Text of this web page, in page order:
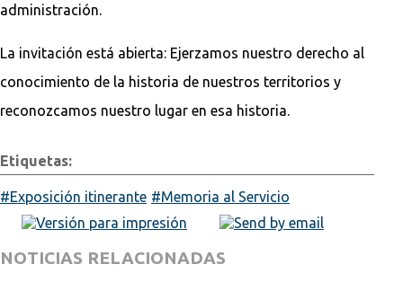
administración.
La invitación está abierta: Ejerzamos nuestro derecho al
conocimiento de la historia de nuestros territorios y
reconozcamos nuestro lugar en esa historia.
Etiquetas:
Exposición itinerante Memoria al Servicio
NOTICIAS RELACIONADAS